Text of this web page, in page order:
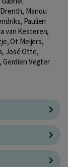
Manou
Paulien
van Kesteren,
Ot Meijers,
José Otte,
Gerdien Vegter